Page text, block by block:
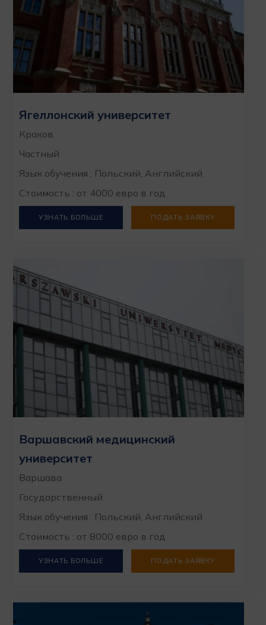
Ягеллонский университет
Краков
Частный
Язык обучения : Польский, Английский
Стоимость : от 4000 евро в год
УЗНАТЬ БОЛЬШЕ ПОДАТЬ ЗАЯВКУ
Варшавский медицинский
университет
Варшава
Государственный
Язык обучения : Польский, Английский
Стоимость : от 8000 евро в год
УЗНАТЬ БОЛЬШЕ ПОДАТЬ ЗАЯВКУ